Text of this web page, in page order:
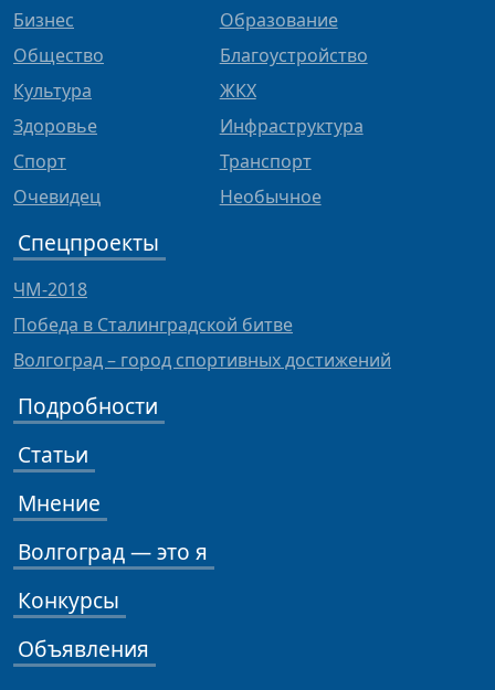
Бизнес
Общество
Культура
Здоровье
Спорт
Очевидец
Образование
Благоустройство
ЖКХ
Инфраструктура
Транспорт
Необычное
Спецпроекты
ЧМ-2018
Победа в Сталинградской битве
Волгоград – город спортивных достижений
Подробности
Статьи
Мнение
Волгоград — это я
Конкурсы
Объявления